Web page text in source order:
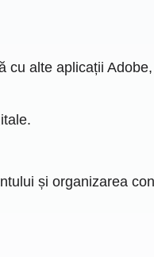
cu alte aplicații
și organizarea